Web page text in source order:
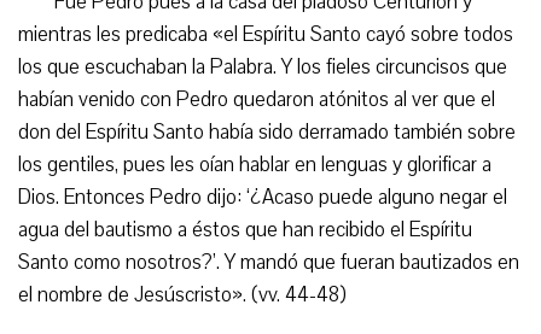
mientras les predicaba «el Espíritu Santo cayó sobre todos
los que escuchaban la Palabra. Y los fieles circuncisos que
habían venido con Pedro quedaron atónitos al ver que el
don del Espíritu Santo había sido derramado también sobre
los gentiles, pues les oían hablar en lenguas y glorificar a
Dios. Entonces Pedro dijo: ‘¿Acaso puede alguno negar el
agua del bautismo a éstos que han recibido el Espíritu
Santo como nosotros?’. Y mandó que fueran bautizados en
el nombre de Jesúscristo». (vv. 44-48)